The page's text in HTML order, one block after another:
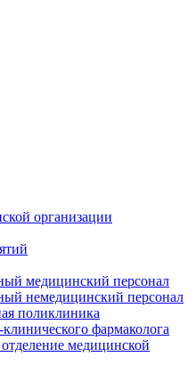
организации
медицинский персонал
немедицинский персонал
поликлиника
фармаколога
медицинской